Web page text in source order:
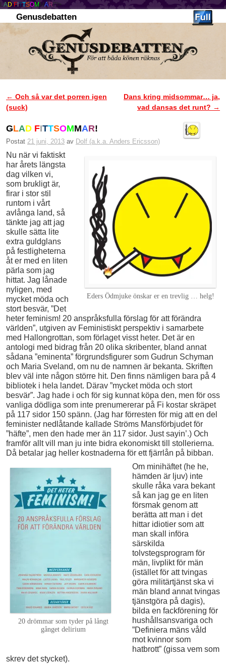
LAD FITTSOMMAR!"/>
Genusdebatten
Inläggsnavigering
← Och så var det porren igen
(suck)
Dans kring midsommar… ja,
vad dansas det runt? →
GLAD FITTSOMMAR!
Postat 21 juni, 2013 av Dolf (a.k.a. Anders Ericsson)
Eders Ödmjuke önskar er en trevlig … helg!
Nu när vi faktiskt
har årets längsta
dag vilken vi,
som brukligt är,
firar i stor stil
runtom i vårt
avlånga land, så
tänkte jag att jag
skulle sätta lite
extra guldglans
på festligheterna
åt er med en liten
pärla som jag
hittat. Jag lånade
nyligen, med
mycket möda och
stort besvär, ”Det
heter feminism! 20 anspråksfulla förslag för att förändra
världen”, utgiven av Feministiskt perspektiv i samarbete
med Hallongrottan, som förlaget visst heter. Det är en
antologi med bidrag från 20 olika skribenter, bland annat
sådana ”eminenta” förgrundsfigurer som Gudrun Schyman
och Maria Sveland, om nu de namnen är bekanta. Skriften
blev väl inte någon större hit. Den finns nämligen bara på 4
bibliotek i hela landet. Därav ”mycket möda och stort
besvär”. Jag hade i och för sig kunnat köpa den, men för oss
vanliga dödliga som inte prenumererar på Fi kostar skräpet
på 117 sidor 150 spänn. (Jag har förresten för mig att en del
feminister nedlåtande kallade Ströms Mansförbjudet för
”häfte”, men den hade mer än 117 sidor. Just sayin’.) Och
framför allt vill man ju inte bidra ekonomiskt till stollerierna.
Då betalar jag heller kostnaderna för ett fjärrlån på bibban.
20 drömmar som tyder på långt
gånget delirium
Om minihäftet (he he,
hämden är ljuv) inte
skulle råka vara bekant
så kan jag ge en liten
försmak genom att
berätta att man i det
hittar idiotier som att
man skall införa
särskilda
tolvstegsprogram för
män, livplikt för män
(istället för att tvingas
göra militärtjänst ska vi
män bland annat tvingas
tjänstgöra på dagis),
bilda en fackförening för
hushållsansvariga och
”Definiera mäns våld
mot kvinnor som
hatbrott” (gissa vem som
skrev det stycket).